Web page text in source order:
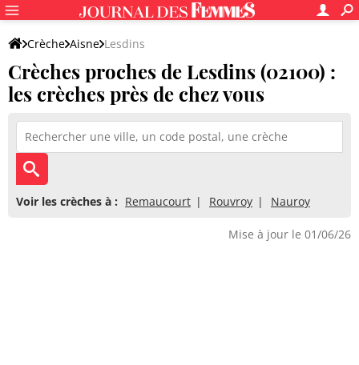
Crèche Aisne Lesdins
Crèches proches de Lesdins (02100) :
les crèches près de chez vous
Voir les crèches à : Remaucourt Rouvroy Nauroy
Mise à jour le 01/06/26